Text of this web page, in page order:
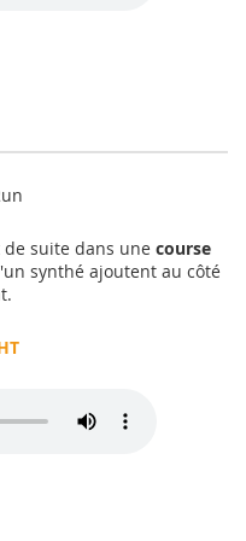
suite dans une course
synthé ajoutent au côté